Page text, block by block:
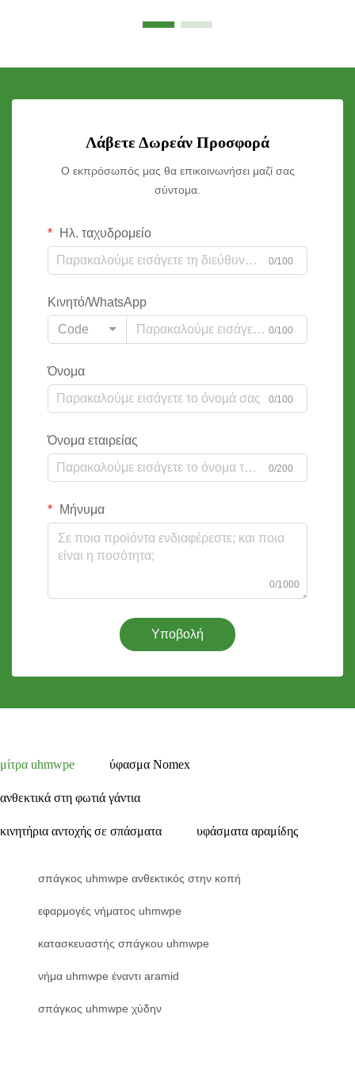
Λάβετε Δωρεάν Προσφορά
Ο εκπρόσωπός μας θα επικοινωνήσει μαζί σας
σύντομα.
Ηλ. ταχυδρομείο
0/100
Κινητό/WhatsApp
Code
0/100
Όνομα
0/100
Όνομα εταιρείας
0/200
Μήνυμα
0/1000
Υποβολή
μίτρα uhmwpe ύφασμα Nomex
ανθεκτικά στη φωτιά γάντια
κινητήρια αντοχής σε σπάσματα υφάσματα αραμίδης
σπάγκος uhmwpe ανθεκτικός στην κοπή
εφαρμογές νήματος uhmwpe
κατασκευαστής σπάγκου uhmwpe
νήμα uhmwpe έναντι aramid
σπάγκος uhmwpe χύδην